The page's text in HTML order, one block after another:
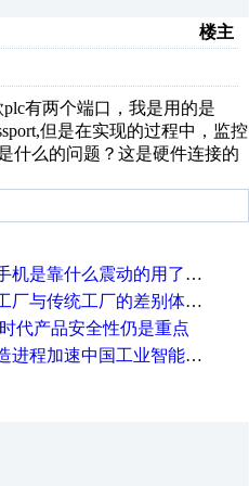
楼主
有两个端口，我是用的是
但是在实现的过程中，监控
什么的问题？这是硬件连接的
靠什么震动的用了这么多年才知道！
与传统工厂的差别体现在哪里？
代产品安全性仍是重点
加速中国工业智能化之路发展趋势明显